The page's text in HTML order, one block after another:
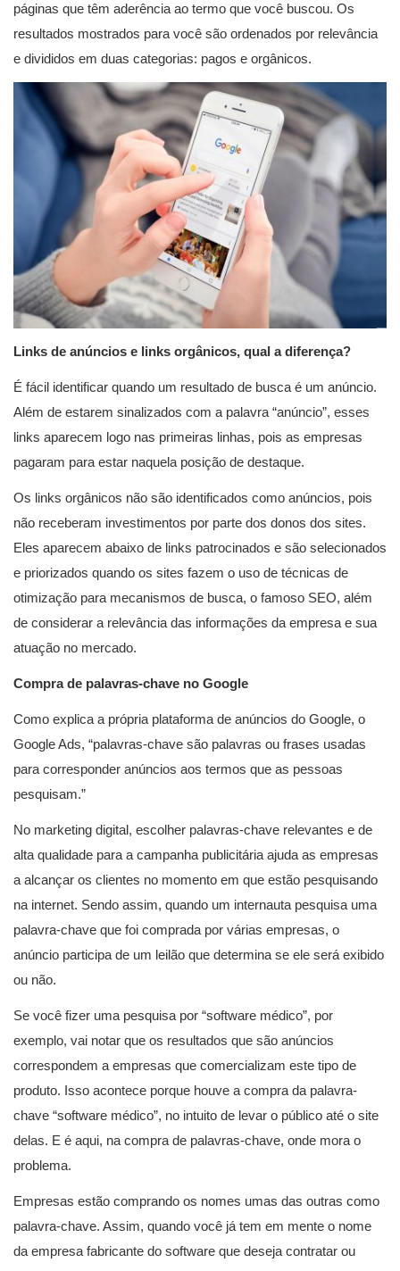
páginas que têm aderência ao termo que você buscou. Os
resultados mostrados para você são ordenados por relevância
e divididos em duas categorias: pagos e orgânicos.
Links de anúncios e links orgânicos, qual a diferença?
É fácil identificar quando um resultado de busca é um anúncio.
Além de estarem sinalizados com a palavra “anúncio”, esses
links aparecem logo nas primeiras linhas, pois as empresas
pagaram para estar naquela posição de destaque.
Os links orgânicos não são identificados como anúncios, pois
não receberam investimentos por parte dos donos dos sites.
Eles aparecem abaixo de links patrocinados e são selecionados
e priorizados quando os sites fazem o uso de técnicas de
otimização para mecanismos de busca, o famoso SEO, além
de considerar a relevância das informações da empresa e sua
atuação no mercado.
Compra de palavras-chave no Google
Como explica a própria plataforma de anúncios do Google, o
Google Ads, “palavras-chave são palavras ou frases usadas
para corresponder anúncios aos termos que as pessoas
pesquisam.”
No marketing digital, escolher palavras-chave relevantes e de
alta qualidade para a campanha publicitária ajuda as empresas
a alcançar os clientes no momento em que estão pesquisando
na internet. Sendo assim, quando um internauta pesquisa uma
palavra-chave que foi comprada por várias empresas, o
anúncio participa de um leilão que determina se ele será exibido
ou não.
Se você fizer uma pesquisa por “software médico”, por
exemplo, vai notar que os resultados que são anúncios
correspondem a empresas que comercializam este tipo de
produto. Isso acontece porque houve a compra da palavra-
chave “software médico”, no intuito de levar o público até o site
delas. E é aqui, na compra de palavras-chave, onde mora o
problema.
Empresas estão comprando os nomes umas das outras como
palavra-chave. Assim, quando você já tem em mente o nome
da empresa fabricante do software que deseja contratar ou